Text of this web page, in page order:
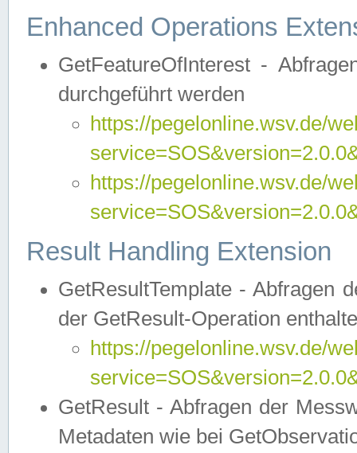
Enhanced Operations
GetFeatureOfInterest -
durchgeführt werden
https://pegelonline.wsv.de/
https://pegelonline.wsv.de/
Result Handling Extension
GetResultTemplate - Abfragen
der GetResult-Operation
https://pegelonline.wsv.de/
GetResult - Abfragen der
Metadaten wie bei